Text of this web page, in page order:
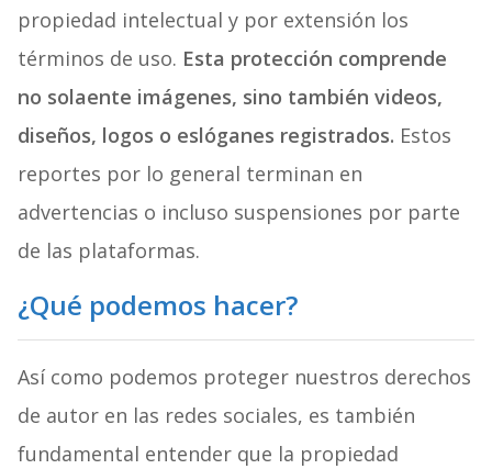
propiedad intelectual y por extensión los
términos de uso. Esta protección comprende
no solaente imágenes, sino también videos,
diseños, logos o eslóganes registrados. Estos
reportes por lo general terminan en
advertencias o incluso suspensiones por parte
de las plataformas.
¿Qué podemos hacer?
Así como podemos proteger nuestros derechos
de autor en las redes sociales, es también
fundamental entender que la propiedad